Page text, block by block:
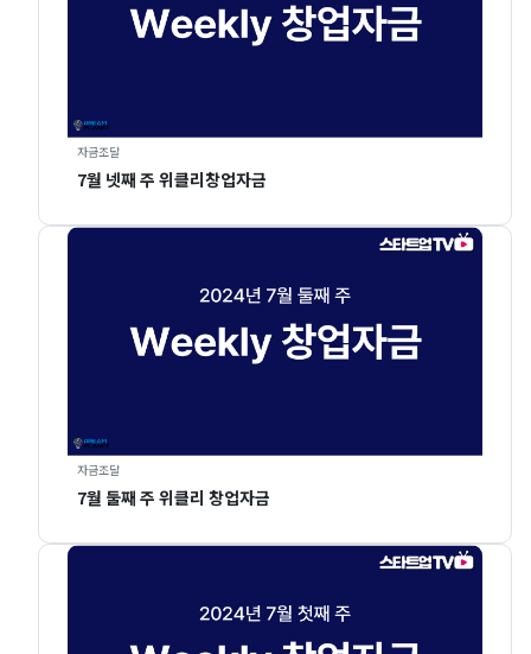
자금조달
7월 넷째 주 위클리창업자금
자금조달
7월 둘째 주 위클리 창업자금